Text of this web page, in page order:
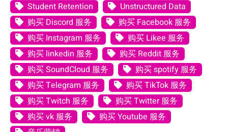
Student Retention
Unstructured Data
购买 Discord 服务
购买 Facebook 服务
购买 Instagram 服务
购买 Likee 服务
购买 linkedin 服务
购买 Reddit 服务
购买 SoundCloud 服务
购买 spotify 服务
购买 Telegram 服务
购买 TikTok 服务
购买 Twitch 服务
购买 Twitter 服务
购买 vk 服务
购买 Youtube 服务